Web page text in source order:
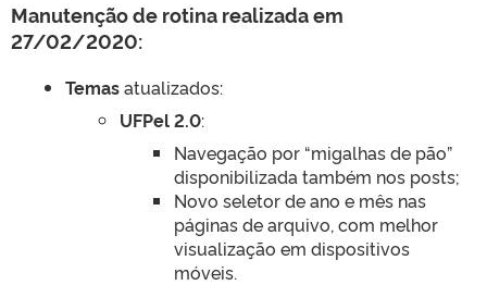
Manutenção de rotina realizada em
27/02/2020:
Temasatualizados:
UFPel 2.0:
Navegação por “migalhas de pão”
disponibilizada também nos posts;
Novo seletor de ano e mês nas
páginas de arquivo, com melhor
visualização em dispositivos
móveis.